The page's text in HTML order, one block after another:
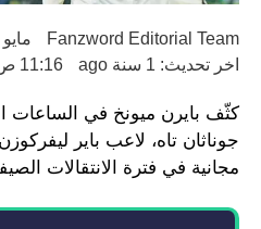
Fanzword Editorial Team
مايو 10, 2025
اخر تحديث: 1 سنة ago
11:16 ص
كثّف بايرن ميونخ في الساعات
جوناثان تاه، لاعب باير
مجانية في فترة الانتقالات